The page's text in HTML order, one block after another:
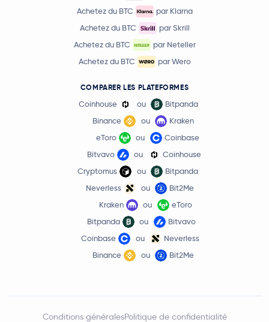
Achetez du BTC
par Klarna
Achetez du BTC
par Skrill
Achetez du BTC
par Neteller
Achetez du BTC
par Wero
COMPARER LES PLATEFORMES
Coinhouse ou
Bitpanda
Binance
ou
Kraken
eToro
ou
Coinbase
Bitvavo
ou
Coinhouse
Cryptomus
ou
Bitpanda
Neverless
ou
Bit2Me
Kraken
ou
eToro
Bitpanda
ou
Bitvavo
Coinbase
ou
Neverless
Binance
ou Bit2Me
Conditions généralesPolitique de confidentialité